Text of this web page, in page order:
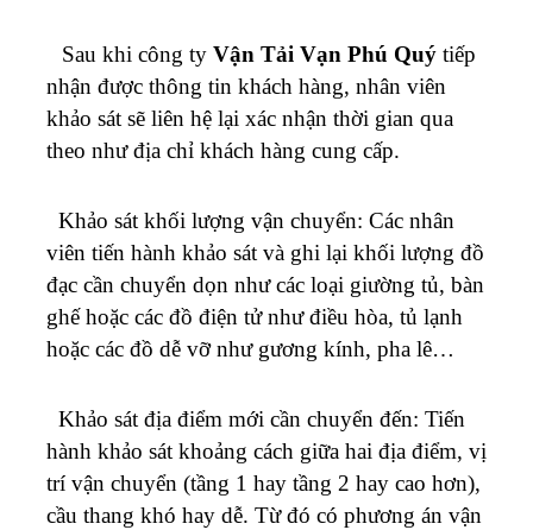
Sau khi công ty Vận Tải Vạn Phú Quý tiếp
nhận được thông tin khách hàng, nhân viên
khảo sát sẽ liên hệ lại xác nhận thời gian qua
theo như địa chỉ khách hàng cung cấp.
Khảo sát khối lượng vận chuyển: Các nhân
viên tiến hành khảo sát và ghi lại khối lượng đồ
đạc cần chuyển dọn như các loại giường tủ, bàn
ghế hoặc các đồ điện tử như điều hòa, tủ lạnh
hoặc các đồ dễ vỡ như gương kính, pha lê…
Khảo sát địa điểm mới cần chuyển đến: Tiến
hành khảo sát khoảng cách giữa hai địa điểm, vị
trí vận chuyển (tầng 1 hay tầng 2 hay cao hơn),
cầu thang khó hay dễ. Từ đó có phương án vận